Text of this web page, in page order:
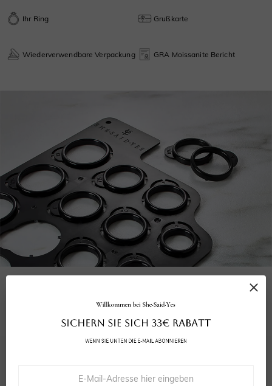
Ihr Ring Grußkarte
Wiederverwendbare Verpackung GRA Moissanite Bericht
Unser kostenloser Größenmesser stellt sicher, dass Ihr Ring perfekt passt.